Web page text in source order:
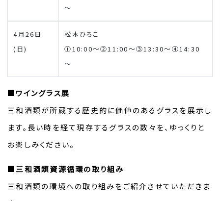
～
4月26日
(日)
松本ひろこ
①10:00～②11:00～③13:30～④14:30
～
■ワイングラス展
三和酒類が所蔵する歴史的に価値のあるグラスを展示し
ます。長い時を経て現存するグラスの数々を、ゆっくりと
お楽しみください。
■三和酒類資源循環の取り組み
三和酒類の環境への取り組みをご紹介させていただきま